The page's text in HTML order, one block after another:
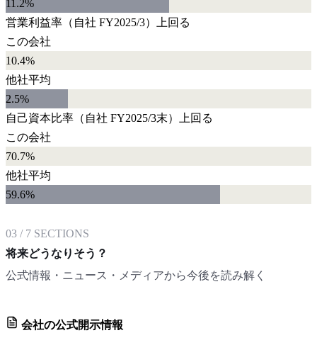
11.2%
営業利益率 （自社 FY2025/3）
上回る
この会社
10.4%
他社平均
2.5%
自己資本比率 （自社 FY2025/3末）
上回る
この会社
70.7%
他社平均
59.6%
03 / 7 SECTIONS
将来どうなりそう？
公式情報・ニュース・メディアから今後を読み解く
会社の公式開示情報